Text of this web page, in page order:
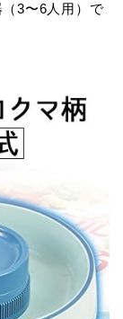
3〜6人用）で